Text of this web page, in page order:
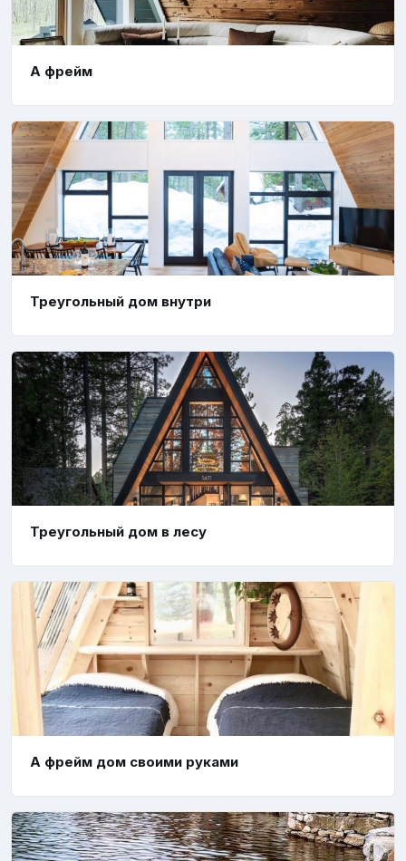
А фрейм
Треугольный дом внутри
Треугольный дом в лесу
А фрейм дом своими руками